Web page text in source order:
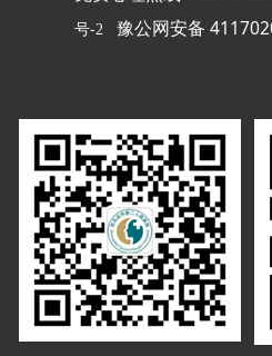
号-2 豫公网安备